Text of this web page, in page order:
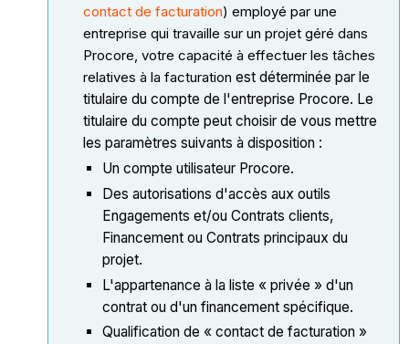
contact de facturation) employé par une
entreprise qui travaille sur un projet géré dans
Procore, votre capacité à effectuer les tâches
relatives à la facturationest déterminée par le
titulaire du compte de l'entreprise Procore. Le
titulaire du compte peut choisir de vous mettre
les paramètres suivants à disposition :
Un compte utilisateur Procore.
Des autorisations d'accès aux outils
Engagements et/ou Contrats clients,
Financement ou Contrats principaux du
projet.
L'appartenance à la liste « privée » d'un
contrat ou d'un financement spécifique.
Qualification de « contact de facturation »